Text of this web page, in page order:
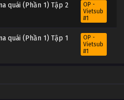
quái (Phần 1) Tập 2
OP -
Vietsub
#1
quái (Phần 1) Tập 1
OP -
Vietsub
#1